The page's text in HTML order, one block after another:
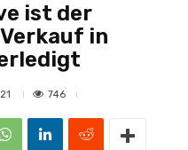
ist der
in
746